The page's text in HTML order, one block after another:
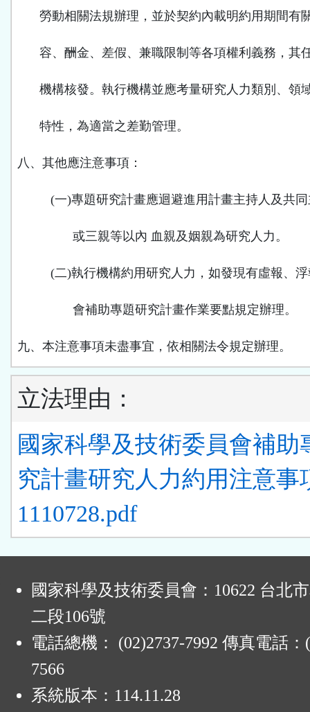
勞動相關法規辦理，並於契約內載明約用期間有
容、酬金、差假、兼職限制等各項權利義務，其
機構核發。執行機構並應考量研究人力類別、領
特性，為適當之差勤管理。
八、其他應注意事項：
(一)專題研究計畫應迴避進用計畫主持人及共
或三親等以內 血親及姻親為研究人力。
(二)執行機構約用研究人力，如發現有虛報、
會補助專題研究計畫作業要點規定辦理。
九、本注意事項未盡事宜，依相關法令規定辦理。
立法理由：
國家科學及技術委員會補助
究計畫研究人力約用注意事
1110728.pdf
國家科學及技術委員會：10622 台北
二段106號
電話總機： (02)2737-7992 傳真電話：
7566
系統版本： 114.11.28